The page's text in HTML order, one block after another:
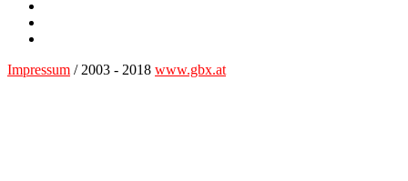
Impressum / 2003 - 2018 www.gbx.at